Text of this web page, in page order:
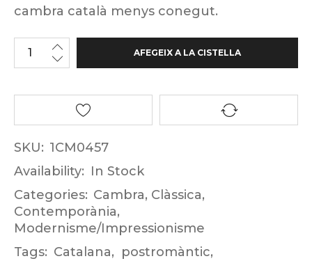
cambra català menys conegut.
AFEGEIX A LA CISTELLA
SKU: 1CM0457
Availability: In Stock
Categories: Cambra, Clàssica,
Contemporània,
Modernisme/Impressionisme
Tags: Catalana, postromàntic,